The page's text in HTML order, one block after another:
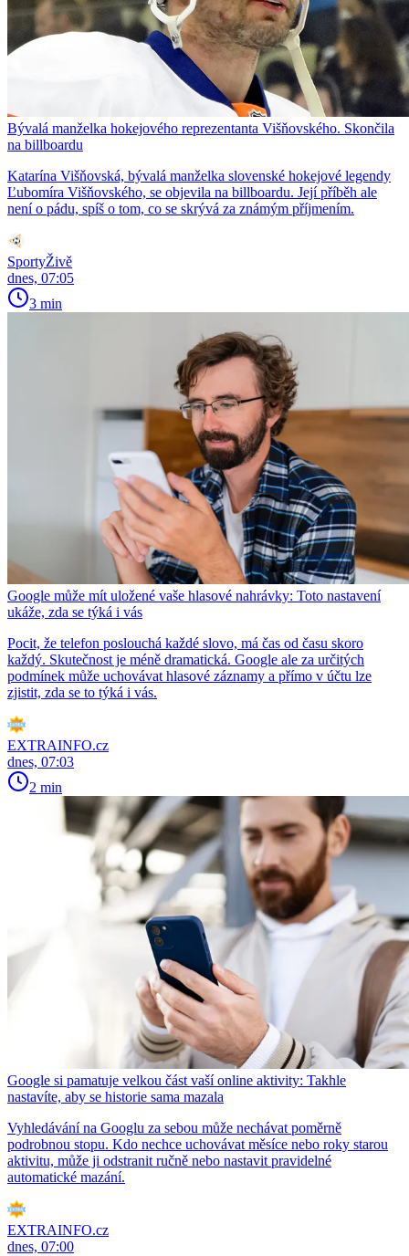
Bývalá manželka hokejového reprezentanta Višňovského. Skončila
na billboardu
Katarína Višňovská, bývalá manželka slovenské hokejové legendy
Ľubomíra Višňovského, se objevila na billboardu. Její příběh ale
není o pádu, spíš o tom, co se skrývá za známým příjmením.
SportyŽivě
dnes, 07:05
3 min
Google může mít uložené vaše hlasové nahrávky: Toto nastavení
ukáže, zda se týká i vás
Pocit, že telefon poslouchá každé slovo, má čas od času skoro
každý. Skutečnost je méně dramatická. Google ale za určitých
podmínek může uchovávat hlasové záznamy a přímo v účtu lze
zjistit, zda se to týká i vás.
EXTRAINFO.cz
dnes, 07:03
2 min
Google si pamatuje velkou část vaší online aktivity: Takhle
nastavíte, aby se historie sama mazala
Vyhledávání na Googlu za sebou může nechávat poměrně
podrobnou stopu. Kdo nechce uchovávat měsíce nebo roky starou
aktivitu, může ji odstranit ručně nebo nastavit pravidelné
automatické mazání.
EXTRAINFO.cz
dnes, 07:00